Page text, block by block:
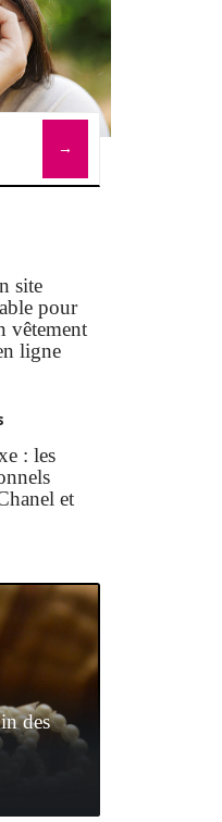
site
pour
vêtement
ligne
: les
et
des